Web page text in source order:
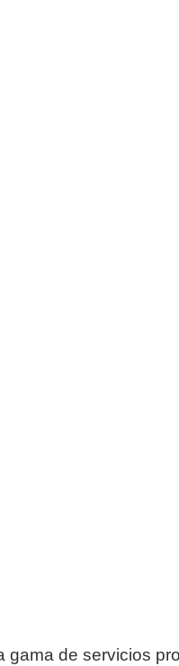
gama de servicios